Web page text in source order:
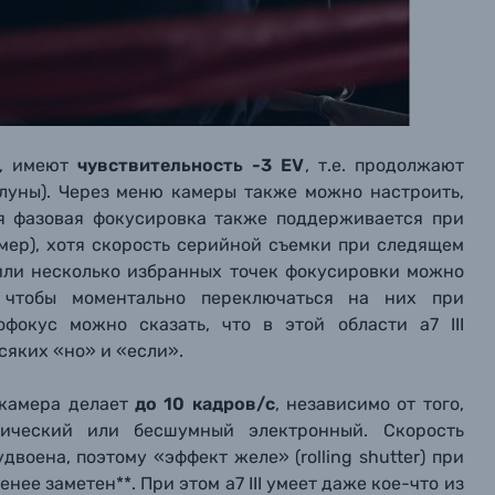
имеютчувствительность -3 EV, т.е. продолжают
Через меню камеры также можно настроить,
фазовая фокусировка также поддерживается при
хотя скорость серийной съемки при следящем
несколько избранных точек фокусировки можно
моментально переключаться на них при
можно сказать, что в этой области a7 III
«но» и «если».
делает до 10 кадров/с, независимо от того,
или бесшумный электронный. Скорость
поэтому «эффект желе» (rolling shutter) при
заметен**. При этом a7 III умеет даже кое-что из